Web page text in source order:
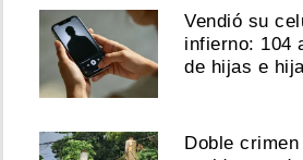
Vendió su
infierno: 104
de hijas e
Doble